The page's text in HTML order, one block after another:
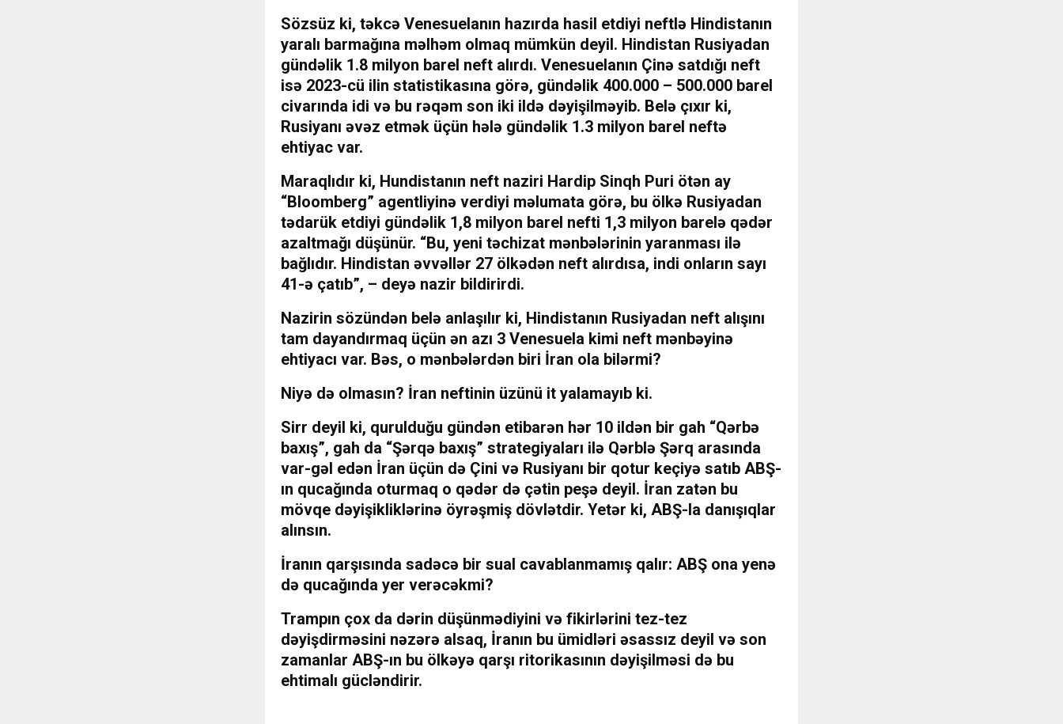
Sözsüz ki, təkcə Venesuelanın hazırda hasil etdiyi neftlə Hindistanın
yaralı barmağına məlhəm olmaq mümkün deyil. Hindistan Rusiyadan
gündəlik 1.8 milyon barel neft alırdı. Venesuelanın Çinə satdığı neft
isə 2023-cü ilin statistikasına görə, gündəlik 400.000 – 500.000 barel
civarında idi və bu rəqəm son iki ildə dəyişilməyib. Belə çıxır ki,
Rusiyanı əvəz etmək üçün hələ gündəlik 1.3 milyon barel neftə
ehtiyac var.
Maraqlıdır ki, Hundistanın neft naziri Hardip Sinqh Puri ötən ay
“Bloomberg” agentliyinə verdiyi məlumata görə, bu ölkə Rusiyadan
tədarük etdiyi gündəlik 1,8 milyon barel nefti 1,3 milyon barelə qədər
azaltmağı düşünür. “Bu, yeni təchizat mənbələrinin yaranması ilə
bağlıdır. Hindistan əvvəllər 27 ölkədən neft alırdısa, indi onların sayı
41-ə çatıb”, – deyə nazir bildirirdi.
Nazirin sözündən belə anlaşılır ki, Hindistanın Rusiyadan neft alışını
tam dayandırmaq üçün ən azı 3 Venesuela kimi neft mənbəyinə
ehtiyacı var. Bəs, o mənbələrdən biri İran ola bilərmi?
Niyə də olmasın? İran neftinin üzünü it yalamayıb ki.
Sirr deyil ki, qurulduğu gündən etibarən hər 10 ildən bir gah “Qərbə
baxış”, gah da “Şərqə baxış” strategiyaları ilə Qərblə Şərq arasında
var-gəl edən İran üçün də Çini və Rusiyanı bir qotur keçiyə satıb ABŞ-
ın qucağında oturmaq o qədər də çətin peşə deyil. İran zatən bu
mövqe dəyişikliklərinə öyrəşmiş dövlətdir. Yetər ki, ABŞ-la danışıqlar
alınsın.
İranın qarşısında sadəcə bir sual cavablanmamış qalır: ABŞ ona yenə
də qucağında yer verəcəkmi?
Trampın çox da dərin düşünmədiyini və fikirlərini tez-tez
dəyişdirməsini nəzərə alsaq, İranın bu ümidləri əsassız deyil və son
zamanlar ABŞ-ın bu ölkəyə qarşı ritorikasının dəyişilməsi də bu
ehtimalı gücləndirir.